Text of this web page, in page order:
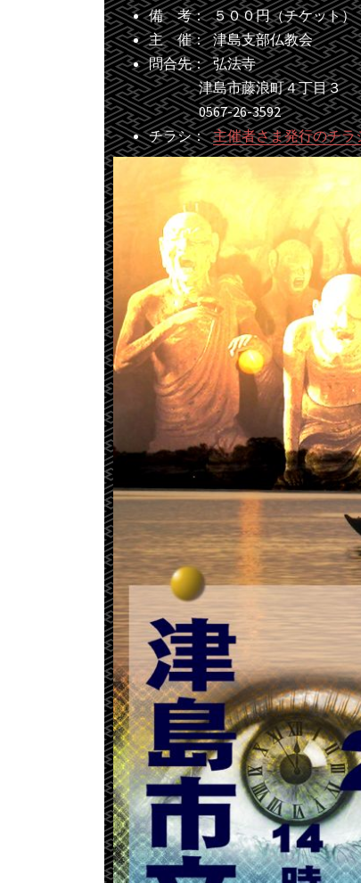
備 考： ５００円（チケット）
主 催： 津島支部仏教会
問合先： 弘法寺
津島市藤浪町４丁目３
0567-26-3592
チラシ：主催者さま発行のチラ